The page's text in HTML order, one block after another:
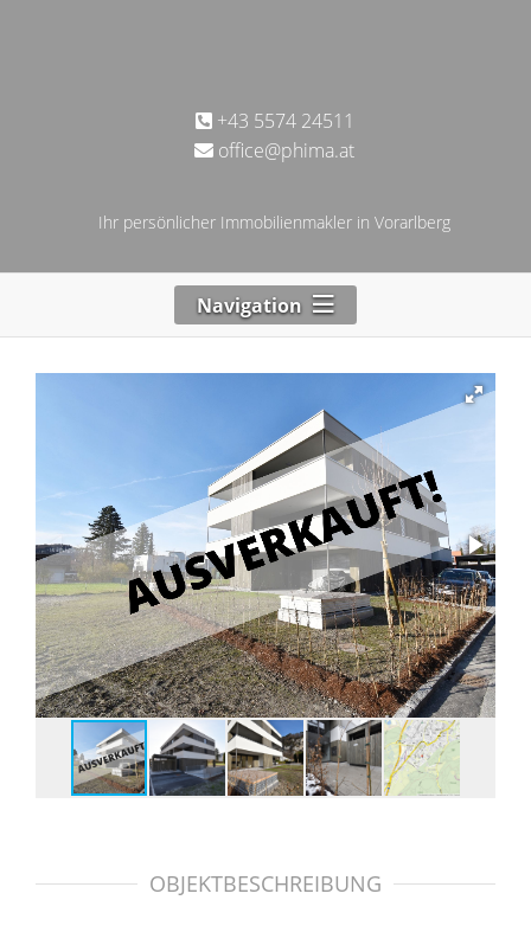
+43 5574 24511
office@phima.at
Ihr persönlicher Immobilienmakler in Vorarlberg
Navigation
OBJEKTBESCHREIBUNG